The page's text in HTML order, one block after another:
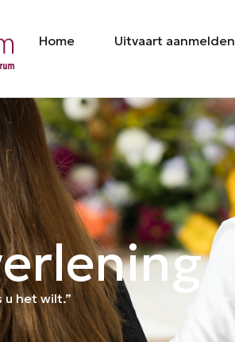
Home Uitvaart aanmelden
u het wilt.”